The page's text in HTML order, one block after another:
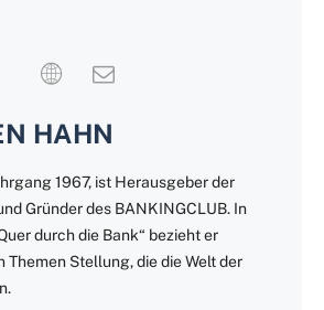
HAHN
1967, ist Herausgeber der
Gründer des BANKINGCLUB. In
durch die Bank“ bezieht er
Themen Stellung, die die Welt der